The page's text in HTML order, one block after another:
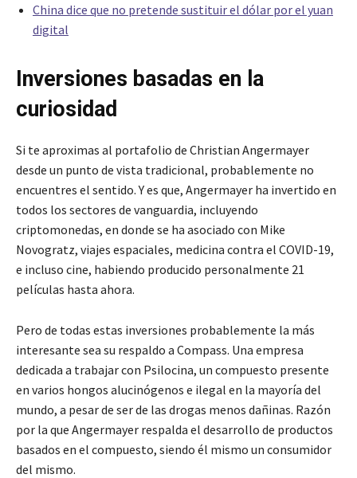
China dice que no pretende sustituir el dólar por el yuan
digital
Inversiones basadas en la
curiosidad
Si te aproximas al portafolio de Christian Angermayer
desde un punto de vista tradicional, probablemente no
encuentres el sentido. Y es que, Angermayer ha invertido en
todos los sectores de vanguardia, incluyendo
criptomonedas, en donde se ha asociado con Mike
Novogratz, viajes espaciales, medicina contra el COVID-19,
e incluso cine, habiendo producido personalmente 21
películas hasta ahora.
Pero de todas estas inversiones probablemente la más
interesante sea su respaldo a Compass. Una empresa
dedicada a trabajar con Psilocina, un compuesto presente
en varios hongos alucinógenos e ilegal en la mayoría del
mundo, a pesar de ser de las drogas menos dañinas. Razón
por la que Angermayer respalda el desarrollo de productos
basados en el compuesto, siendo él mismo un consumidor
del mismo.